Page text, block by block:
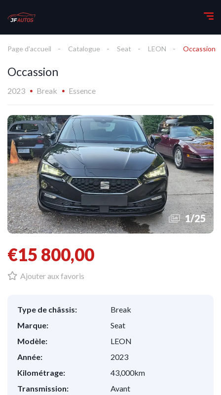
Page d'accueil Catalogue Seat LEON Occassion
Occassion
2023 Break Essence
1/25
€15 800,00
Ajouter aux favoris
Type de châssis:
Break
Marque:
Seat
Modèle:
LEON
Année:
2023
Kilométrage:
43,000km
Transmission:
Avant